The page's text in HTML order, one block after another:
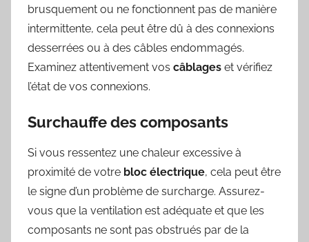
brusquement ou ne fonctionnent pas de manière
intermittente, cela peut être dû à des connexions
desserrées ou à des câbles endommagés.
Examinez attentivement vos câblages et vérifiez
l’état de vos connexions.
Surchauffe des composants
Si vous ressentez une chaleur excessive à
proximité de votre bloc électrique, cela peut être
le signe d’un problème de surcharge. Assurez-
vous que la ventilation est adéquate et que les
composants ne sont pas obstrués par de la